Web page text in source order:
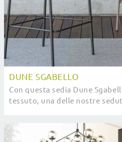
DUNE SGABELLO
Con questa sedia Dune
tessuto, una delle nostre